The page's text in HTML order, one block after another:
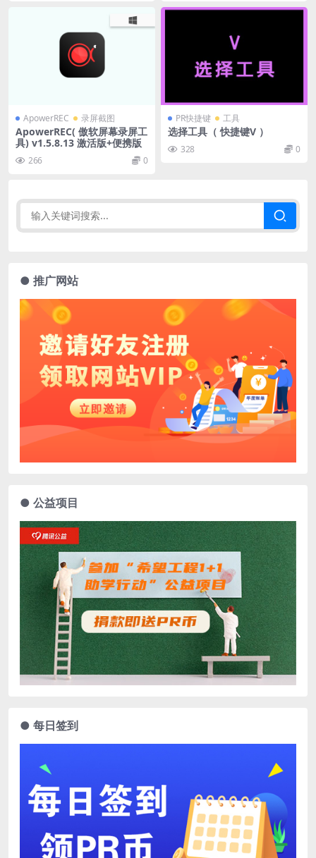
ApowerREC 录屏截图
ApowerREC( 傲软屏幕录屏工
具) v1.5.8.13 激活版+便携版
266 0
PR快捷键 工具
选择工具（ 快捷键V ）
328 0
● 推广网站
● 公益项目
● 每日签到